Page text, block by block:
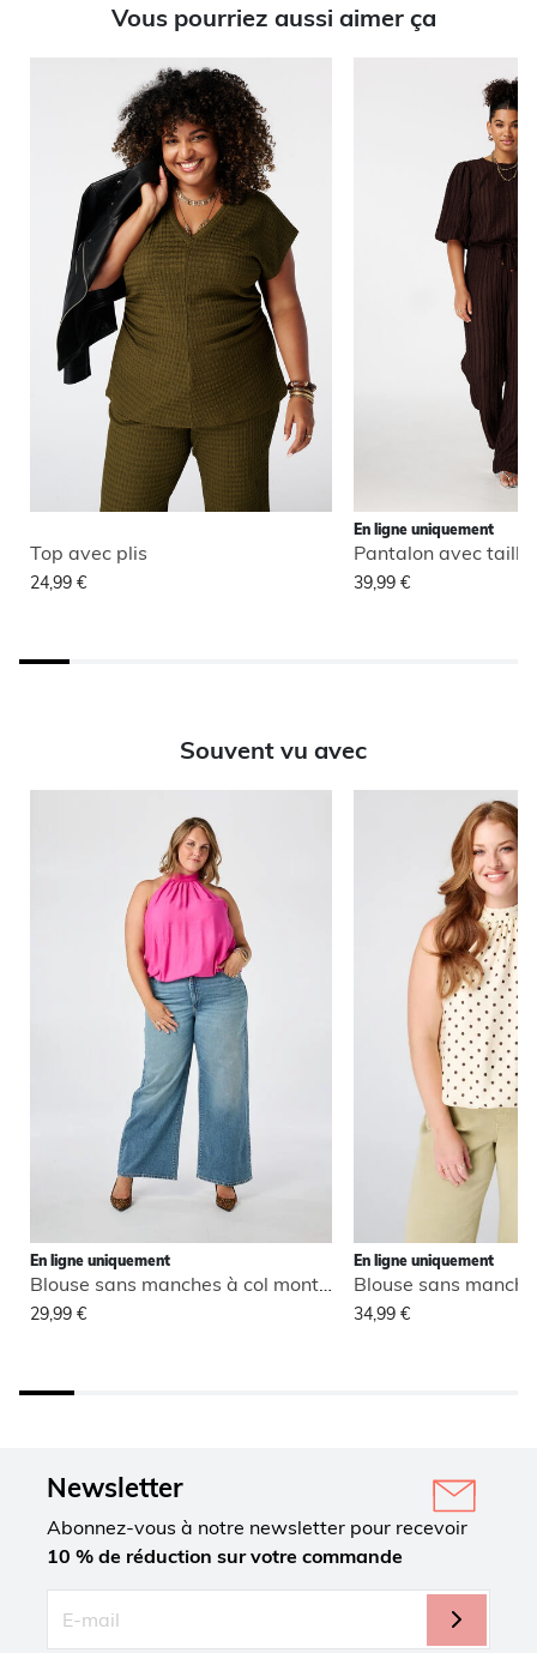
Vous pourriez aussi aimer ça
Top avec plis
24,99 €
En ligne uniquement
Pantalon avec
39,99 €
Souvent vu avec
En ligne uniquement
Blouse sans manches à col montant
29,99 €
En ligne uniquement
34,99 €
Newsletter
Abonnez-vous à notre newsletter pour recevoir
10 % de réduction sur votre commande